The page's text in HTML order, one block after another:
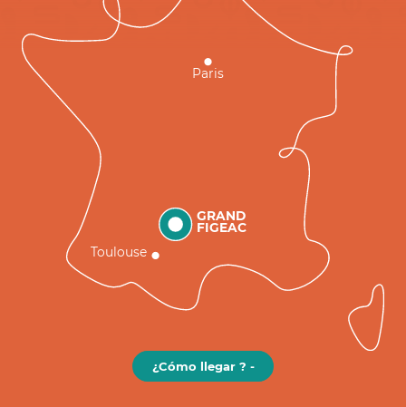
GRAND
FIGEAC
Toulouse
Paris
¿Cómo llegar ? -